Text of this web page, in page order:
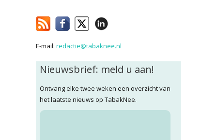
E-mail: redactie@tabaknee.nl
Nieuwsbrief: meld u aan!
Ontvang elke twee weken een overzicht van
het laatste nieuws op TabakNee.